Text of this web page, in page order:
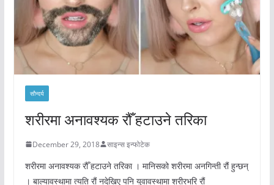
सौन्दर्य
शरीरमा अनावश्यक रौँ हटाउने तरिका
December 29, 2018 साइन्स इन्फोटेक
शरीरमा अनावश्यक रौँ हटाउने तरिका । मानिसको शरीरमा अनगिन्ती रौं हुन्छन्
। बाल्यावस्थामा त्यति रौं नदेखिए पनि युवावस्थामा शरीरभरि रौं